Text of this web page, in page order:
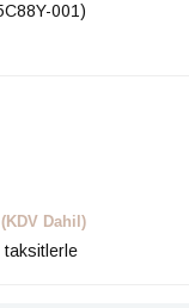
001)
(KDV Dahil)
taksitlerle